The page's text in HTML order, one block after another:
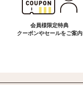
会員様限定特典
クーポンやセールをご案内